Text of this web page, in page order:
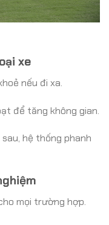
xe
nếu đi xa.
để tăng không gian.
hệ thống phanh
mọi trường hợp.